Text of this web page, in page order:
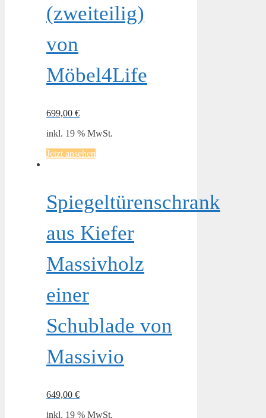
(zweiteilig)
von
Möbel4Life
699,00 €
inkl. 19 % MwSt.
Jetzt ansehen
Spiegeltürenschrank
aus Kiefer
Massivholz
einer
Schublade von
Massivio
649,00 €
inkl. 19 % MwSt.